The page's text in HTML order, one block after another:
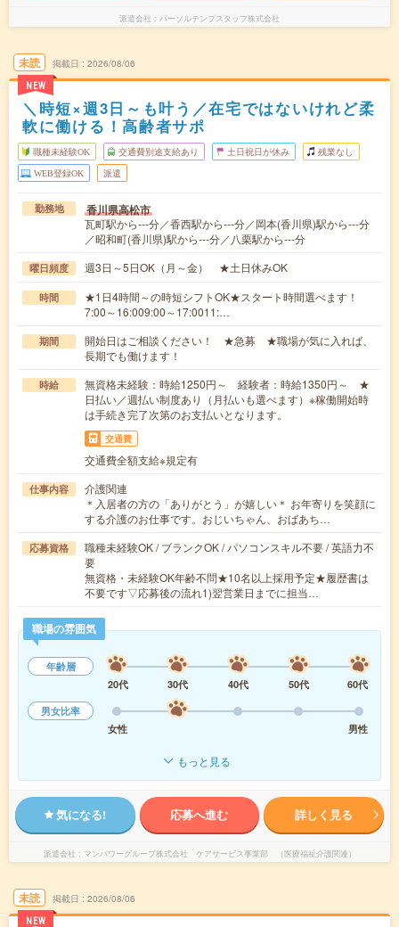
派遣会社 パーソルテンプスタッフ株式会社
未読
NEW
掲載日 2026/08/06
＼時短×週3日～も叶う／在宅ではないけれど柔
軟に働ける！高齢者サポ
職種未経験OK 交通費別途支給あり 土日祝日が休み 残業なし
WEB登録OK 派遣
勤務地 香川県高松市
瓦町駅から---分／香西駅から---分／岡本(香川県)駅から---分
／昭和町(香川県)駅から---分／八栗駅から---分
曜日頻度 週3日～5日OK（月～金） ★土日休みOK
時間
★1日4時間～の時短シフトOK★スタート時間選べます！
7:00～16:009:00～17:0011:…
期間
開始日はご相談ください！ ★急募 ★職場が気に入れば、
長期でも働けます！
時給
無資格未経験：時給1250円～ 経験者：時給1350円～ ★
日払い／週払い制度あり（月払いも選べます）※稼働開始時
は手続き完了次第のお支払いとなります。
交通費
交通費全額支給※規定有
仕事内容
介護関連
＊入居者の方の「ありがとう」が嬉しい＊ お年寄りを笑顔に
する介護のお仕事です。おじいちゃん、おばあち…
応募資格
職種未経験OK / ブランクOK / パソコンスキル不要 / 英語力不
要
無資格・未経験OK年齢不問★10名以上採用予定★履歴書は
不要です▽応募後の流れ1)翌営業日までに担当…
職場の雰囲気
年齢層
20代
30代 40代 50代
60代
男女比率
女性
男性
もっと見る
気になる! 応募へ進む 詳しく見る
派遣会社 マンパワーグループ株式会社 ケアサービス事業部 （医療福祉介護関連）
未読
NEW
掲載日 2026/08/06